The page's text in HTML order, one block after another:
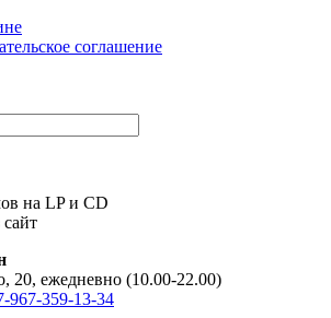
соглашение
на LP и CD
20, ежедневно (10.00-22.00)
967-359-13-34